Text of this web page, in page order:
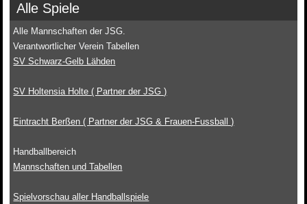
Alle Spiele
Alle Mannschaften der JSG.
Verantwortlicher Verein Tabellen
SV Schwarz-Gelb Lähden
SV Holtensia Holte ( Partner der JSG )
Eintracht Berßen ( Partner der JSG & Frauen-Fussball )
Handballbereich
Mannschaften und Tabellen
Spielvorschau aller Handballspiele